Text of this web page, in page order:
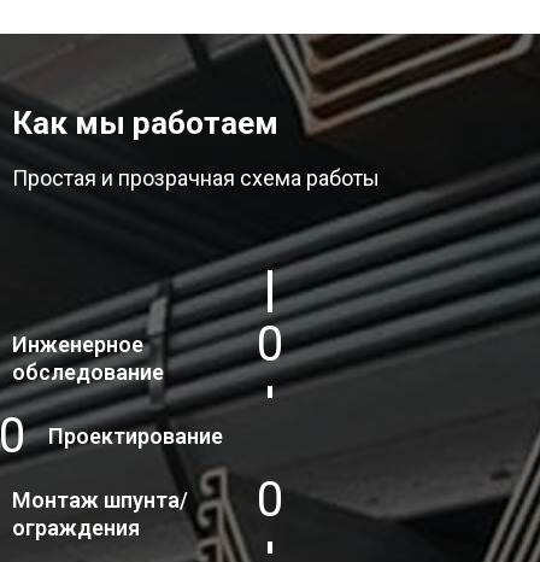
Как мы работаем
Простая и прозрачная схема работы
1
Инженерное
обследование
2 Проектирование
3
Монтаж шпунта/
ограждения